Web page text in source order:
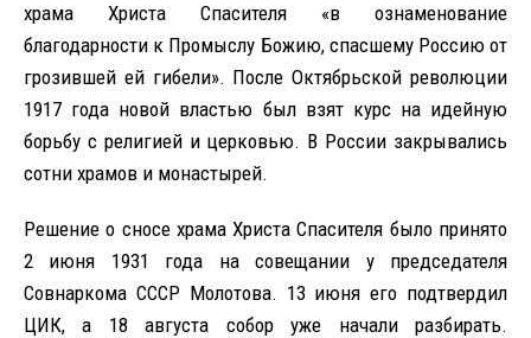
храма Христа Спасителя «в ознаменование
благодарности к Промыслу Божию, спасшему Россию от
грозившей ей гибели». После Октябрьской революции
1917 года новой властью был взят курс на идейную
борьбу с религией и церковью. В России закрывались
сотни храмов и монастырей.
Решение о сносе храма Христа Спасителя было принято
2 июня 1931 года на совещании у председателя
Совнаркома СССР Молотова. 13 июня его подтвердил
ЦИК, а 18 августа собор уже начали разбирать.